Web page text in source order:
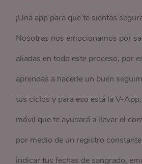
¡Una app para que te sientas
Nosotras nos emocionamos por
aliadas en todo este proceso, por
aprendas a hacerle un buen
tus ciclos y para eso está la V-
móvil que te ayudará a llevar el
por medio de un registro
indicar tus fechas de sangrado,